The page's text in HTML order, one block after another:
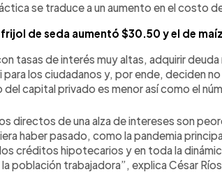
se traduce a un aumento en el costo
de seda aumentó $30.50 y el de
tasas de interés muy altas, adquirir deuda
para los ciudadanos y, por ende, deciden no
capital privado es menor así como el
directos de una alza de intereses son
haber pasado, como la pandemia
créditos hipotecarios y en toda la
población trabajadora”, explica César